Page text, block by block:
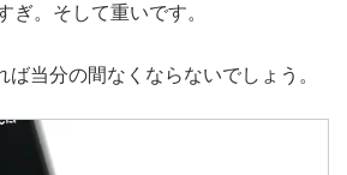
ぎ。そして重いです。
ば当分の間なくならないでしょう。